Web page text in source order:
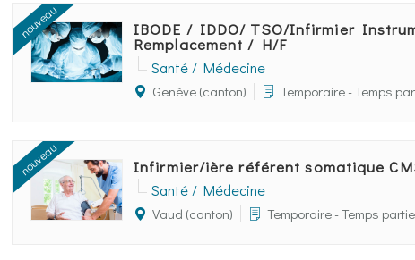
nouveau IBODE / IDDO/ TSO/Infirmier
Remplacement / H/F
Santé / Médecine
Genève (canton) Temporaire - Temps
nouveau Infirmier/ière référent somatique
Santé / Médecine
Vaud (canton) Temporaire - Temps